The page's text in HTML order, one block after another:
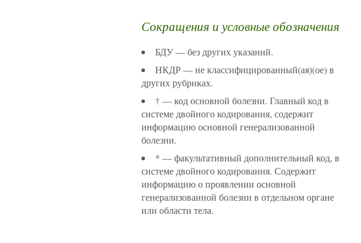
Сокращения и условные обозначения
БДУ — без других указаний.
НКДР — не классифицированный(ая)(ое) в
других рубриках.
† — код основной болезни. Главный код в
системе двойного кодирования, содержит
информацию основной генерализованной
болезни.
* — факультативный дополнительный код, в
системе двойного кодирования. Содержит
информацию о проявлении основной
генерализованной болезни в отдельном органе
или области тела.